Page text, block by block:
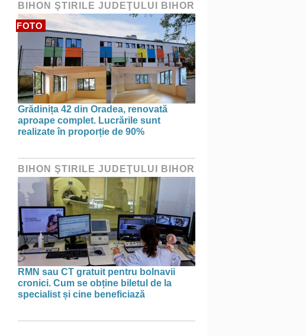
BIHON ŞTIRILE JUDEŢULUI BIHOR
FOTO
Grădinița 42 din Oradea, renovată
aproape complet. Lucrările sunt
realizate în proporție de 90%
BIHON ŞTIRILE JUDEŢULUI BIHOR
RMN sau CT gratuit pentru bolnavii
cronici. Cum se obține biletul de la
specialist și cine beneficiază